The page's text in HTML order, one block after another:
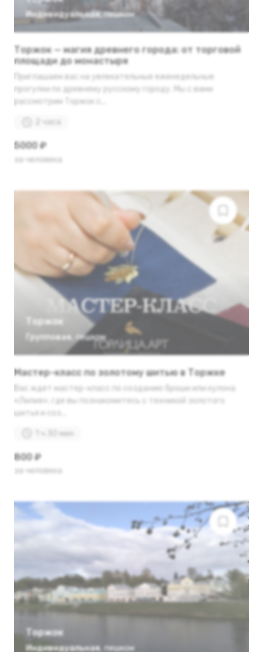
Индивидуальная, пешком
Торжок — магия древнего города: от торговой
площади до монастыря
Приглашаем вас на увлекательные еженедельные
прогулки по древнему русскому городу. Мы с вами
рассмотрим Торжок с...
2 часа
5000 ₽
за человека
Торжок
Групповая пешком
Мастер-класс по золотому шитью в Торжке
Вас ждет мастер-класс по созданию броши или кулона
«Лилия», где вы познакомитесь с техникой золотого
шитья и соз...
1 ч 30 мин
800 ₽
за человека
Торжок
Индивидуальная, пешком